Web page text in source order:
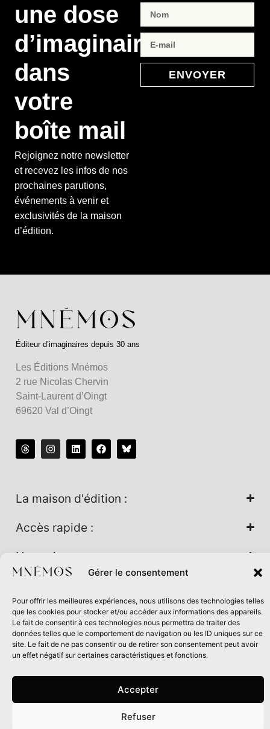
Gérer le consentement
Pour offrir les meilleures expériences, nous utilisons des technologies telles
que les cookies pour stocker et/ou accéder aux informations des appareils.
Le fait de consentir à ces technologies nous permettra de traiter des
données telles que le comportement de navigation ou les ID uniques sur ce
site. Le fait de ne pas consentir ou de retirer son consentement peut avoir
un effet négatif sur certaines caractéristiques et fonctions.
Accepter
Refuser
une dose
d’imaginaire
dans
votre
boîte mail
Rejoignez notre newsletter
et recevez les infos de nos
prochaines parutions,
événements à venir et
exclusivités de la maison
d’édition.
ENVOYER
Éditeur d’imaginaires depuis 30 ans
Les Éditions Mnémos
2 rue Nicolas Chervin
Saint-Laurent d’Oingt
69620 Val d’Oingt
La maison d'édition :
Accès rapide :
Nos univers :
Maison d’édition soutenue par la DRAC Auvergne-Rhône-
Alpes et la Région Auvergne-Rhône-Alpes dans le cadre du
Contrat de filière Livre 2024